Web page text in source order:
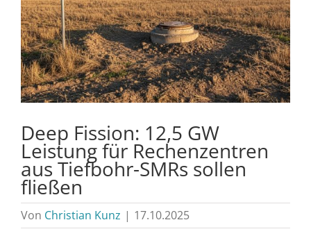
Deep Fission: 12,5 GW
Leistung für Rechenzentren
aus Tiefbohr-SMRs sollen
fließen
Von Christian Kunz | 17.10.2025